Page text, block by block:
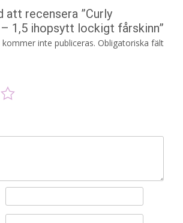
att recensera ”Curly
1,5 ihopsytt lockigt fårskinn”
inte publiceras. Obligatoriska fält